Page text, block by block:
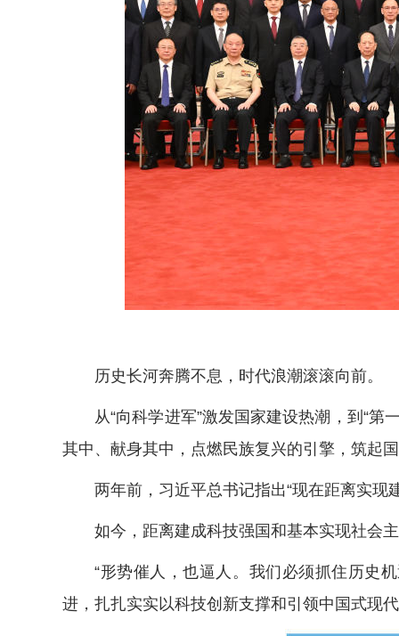
历史长河奔腾不息，时代浪潮滚滚向前。
从“向科学进军”激发国家建设热潮，到“第
其中、献身其中，点燃民族复兴的引擎，筑起
两年前，习近平总书记指出“现在距离实现
如今，距离建成科技强国和基本实现社会
“形势催人，也逼人。我们必须抓住历史机
进，扎扎实实以科技创新支撑和引领中国式现